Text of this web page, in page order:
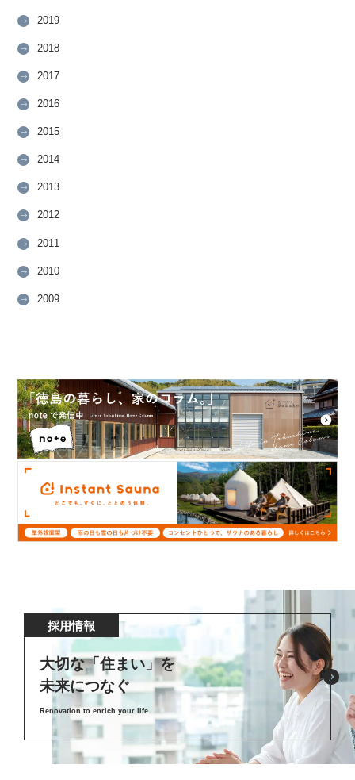
2019
2018
2017
2016
2015
2014
2013
2012
2011
2010
2009
採用情報
大切な「住まい」を
未来につなぐ
Renovation to enrich your life